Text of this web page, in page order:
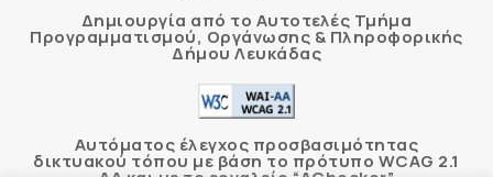
Δημιουργία από το Αυτοτελές Τμήμα
Προγραμματισμού, Οργάνωσης & Πληροφορικής
Δήμου Λευκάδας
Αυτόματος έλεγχος προσβασιμότητας
δικτυακού τόπου με βάση το πρότυπο WCAG 2.1